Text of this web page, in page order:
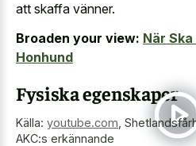
att skaffa vänner.
Broaden your view: När
Honhund
Fysiska egenskaper
Källa: youtube.com
AKC:s erkännande